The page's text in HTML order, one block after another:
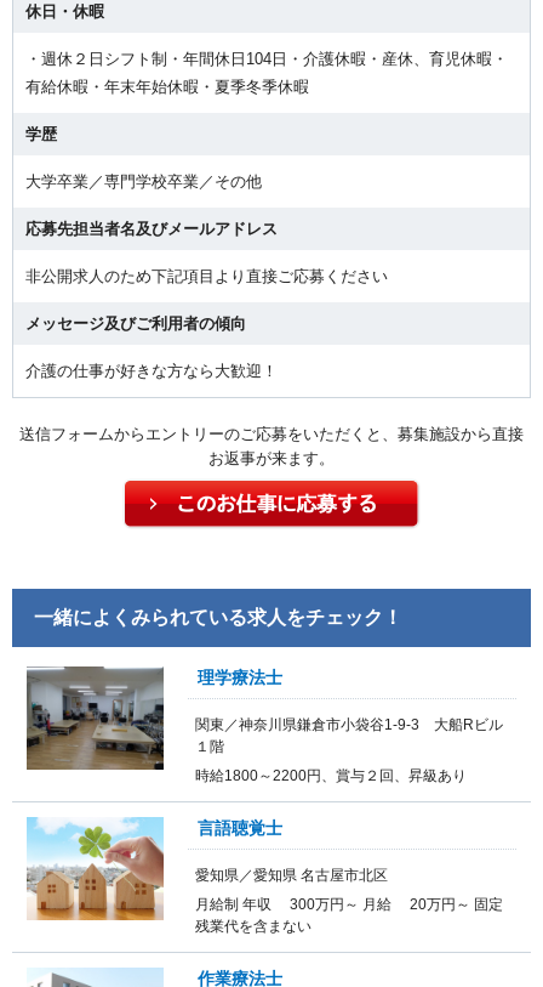
休日・休暇
・週休２日シフト制・年間休日104日・介護休暇・産休、育児休暇・
有給休暇・年末年始休暇・夏季冬季休暇
学歴
大学卒業／専門学校卒業／その他
応募先担当者名及びメールアドレス
非公開求人のため下記項目より直接ご応募ください
メッセージ及びご利用者の傾向
介護の仕事が好きな方なら大歓迎！
送信フォームからエントリーのご応募をいただくと、募集施設から直接
お返事が来ます。
一緒によくみられている求人をチェック！
理学療法士
関東／神奈川県鎌倉市小袋谷1-9-3 大船Rビル
１階
時給1800～2200円、賞与２回、昇級あり
言語聴覚士
愛知県／愛知県 名古屋市北区
月給制 年収 300万円～ 月給 20万円～ 固定
残業代を含まない
作業療法士